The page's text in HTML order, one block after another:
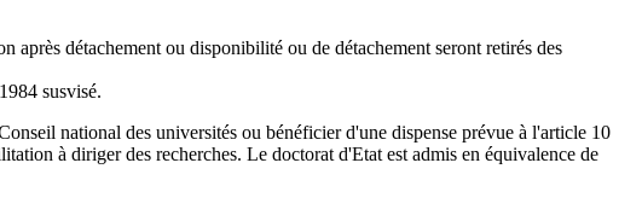
après détachement ou disponibilité ou de détachement seront retirés des
susvisé.
national des universités ou bénéficier d'une dispense prévue à l'article 10
à diriger des recherches. Le doctorat d'Etat est admis en équivalence de